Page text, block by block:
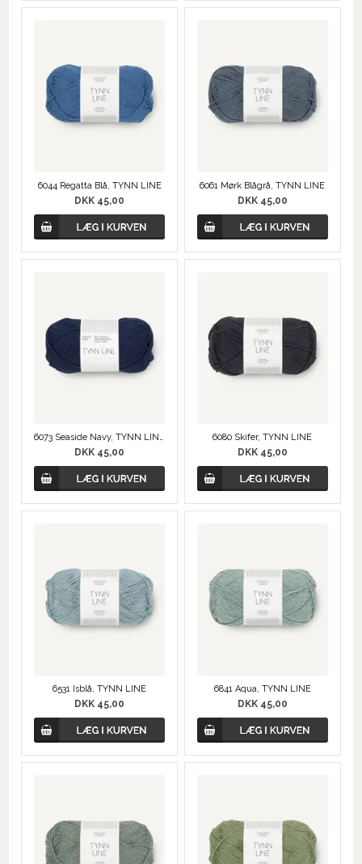
6044 Regatta Blå, TYNN LINE
DKK 45,00
6061 Mørk Blågrå, TYNN LINE
DKK 45,00
6073 Seaside Navy, TYNN LINE
DKK 45,00
6080 Skifer, TYNN LINE
DKK 45,00
6531 Isblå, TYNN LINE
DKK 45,00
6841 Aqua, TYNN LINE
DKK 45,00